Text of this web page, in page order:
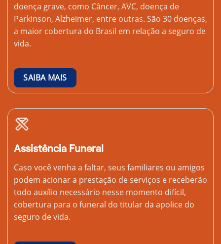
doença grave, como Câncer, AVC, doença de
Parkinson, Alzheimer, entre outras. São 30 doenças,
a maior cobertura do Brasil em relação a seguro de
vida.
SAIBA MAIS
Assistência Funeral
Caso você venha a faltar, seus familiares ou amigos
podem acionar a prestação de serviços e receberão
todo auxílio necessário nesse momento difícil,
cobertura para o funeral do titular da apolice do
seguro de vida.